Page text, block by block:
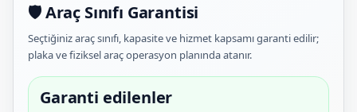
🛡️ Araç Sınıfı Garantisi
Seçtiğiniz araç sınıfı, kapasite ve hizmet kapsamı garanti edilir;
plaka ve fiziksel araç operasyon planında atanır.
Garanti edilenler